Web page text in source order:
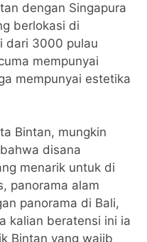
dengan Singapura
berlokasi di
dari 3000 pulau
mempunyai
mempunyai estetika
Bintan, mungkin
disana
menarik untuk di
panorama alam
panorama di Bali,
kalian beratensi ini ia
Bintan yang wajib